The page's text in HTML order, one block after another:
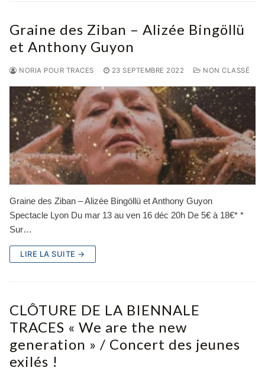
Graine des Ziban – Alizée Bingöllü
et Anthony Guyon
NORIA POUR TRACES 23 SEPTEMBRE 2022 NON CLASSÉ
Graine des Ziban – Alizée Bingöllü et Anthony Guyon
Spectacle Lyon Du mar 13 au ven 16 déc 20h De 5€ à 18€* *
Sur…
LIRE LA SUITE →
CLÔTURE DE LA BIENNALE
TRACES « We are the new
generation » / Concert des jeunes
exilés !